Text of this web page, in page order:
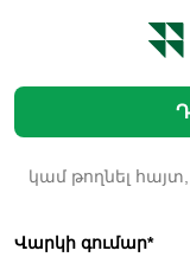
կամ թողնել
Վարկի գումար*